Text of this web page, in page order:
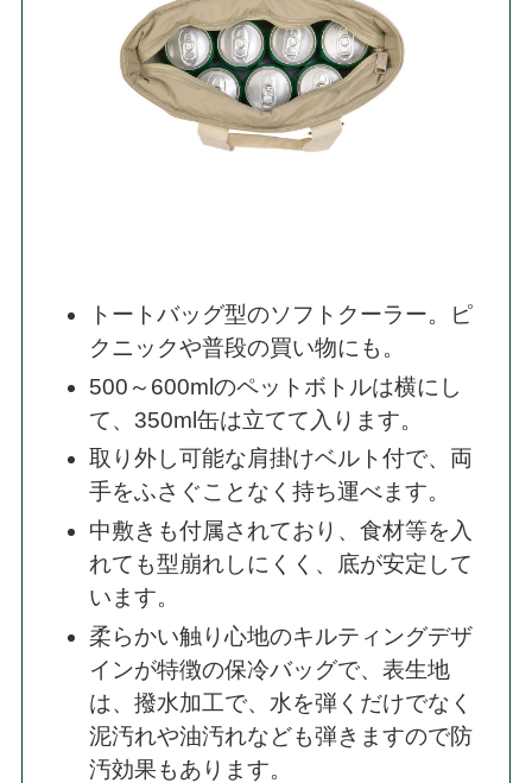
トートバッグ型のソフトクーラー。ピ
クニックや普段の買い物にも。
500～600mlのペットボトルは横にし
て、350ml缶は立てて入ります。
取り外し可能な肩掛けベルト付で、両
手をふさぐことなく持ち運べます。
中敷きも付属されており、食材等を入
れても型崩れしにくく、底が安定して
います。
柔らかい触り心地のキルティングデザ
インが特徴の保冷バッグで、表生地
は、撥水加工で、水を弾くだけでなく
泥汚れや油汚れなども弾きますので防
汚効果もあります。